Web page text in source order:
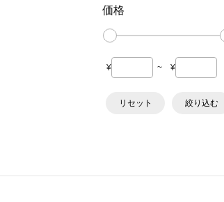
価格
¥ ~ ¥
リセット 絞り込む